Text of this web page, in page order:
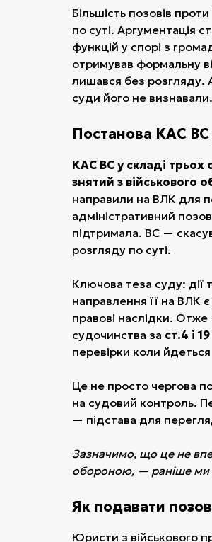
Більшість позовів
по суті. Аргументація
функцій у спорі з
отримував формальну
лишався без розгляду.
суди його не визнавали.
Постанова КАС
КАС ВС у складі трьох
знятий з військового
направили на ВЛК для
адміністративний
підтримала. ВС —
розгляду по суті.
Ключова теза суду:
направлення її на ВЛК є
правові наслідки.
судочинства за ст.4 і
перевірки коли
Це не просто чергова
на судовий контроль.
— підстава для
Зазначимо, що це не
обороною, — раніше ми
Як подавати
Юристи з військового